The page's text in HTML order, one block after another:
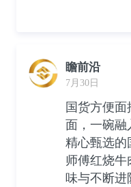
瞻前沿
7月30日
国货方便
面，一碗融
精心甄选的
师傅红烧牛
味与不断进